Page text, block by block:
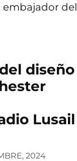
embajador del
diseño
Lusail
2024